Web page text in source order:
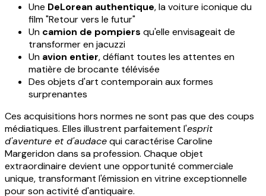
Une DeLorean authentique, la voiture iconique du
film "Retour vers le futur"
Un camion de pompiers qu'elle envisageait de
transformer en jacuzzi
Un avion entier, défiant toutes les attentes en
matière de brocante télévisée
Des objets d'art contemporain aux formes
surprenantes
Ces acquisitions hors normes ne sont pas que des coups
médiatiques. Elles illustrent parfaitement l'esprit
d'aventure et d'audacequi caractérise Caroline
Margeridon dans sa profession. Chaque objet
extraordinaire devient une opportunité commerciale
unique, transformant l'émission en vitrine exceptionnelle
pour son activité d'antiquaire.